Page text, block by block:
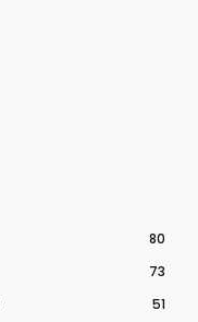
80
73
51